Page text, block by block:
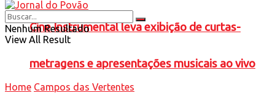
Cine Instrumental leva exibição de curtas-
metragens e apresentações musicais ao vivo
Nenhum Resultado
View All Result
Home Campos das Vertentes